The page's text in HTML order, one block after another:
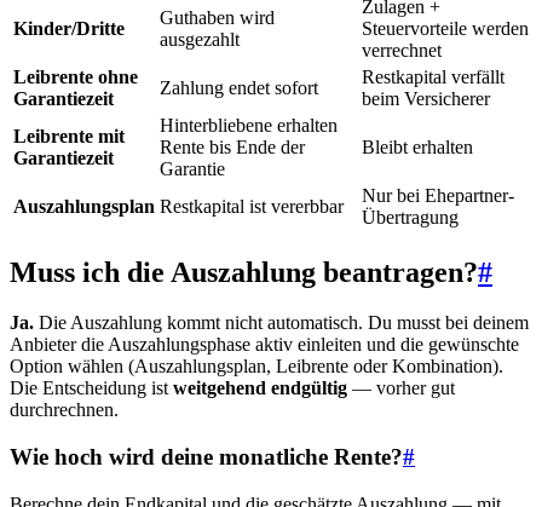
Kinder/Dritte
Guthaben wird
ausgezahlt
Zulagen +
Steuervorteile werden
verrechnet
Leibrente ohne
Garantiezeit
Zahlung endet sofort
Restkapital verfällt
beim Versicherer
Leibrente mit
Garantiezeit
Hinterbliebene erhalten
Rente bis Ende der
Garantie
Bleibt erhalten
Auszahlungsplan Restkapital ist vererbbar
Nur bei Ehepartner-
Übertragung
Muss ich die Auszahlung beantragen?#
Ja. Die Auszahlung kommt nicht automatisch. Du musst bei deinem
Anbieter die Auszahlungsphase aktiv einleiten und die gewünschte
Option wählen (Auszahlungsplan, Leibrente oder Kombination).
Die Entscheidung istweitgehend endgültig — vorher gut
durchrechnen.
Wie hoch wird deine monatliche Rente?#